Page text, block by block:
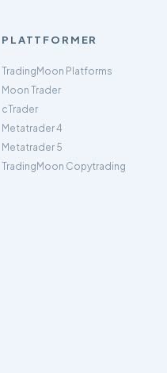
PLATTFORMER
TradingMoon Platforms
Moon Trader
cTrader
Metatrader 4
Metatrader 5
TradingMoon Copytrading